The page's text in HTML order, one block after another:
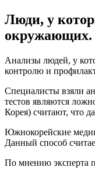
Люди, у
окружающих.
Анализы людей, у
контролю и
Специалисты взяли
тестов являются
Корея) считают, что
Южнокорейские
Данный способ
По мнению эксперта